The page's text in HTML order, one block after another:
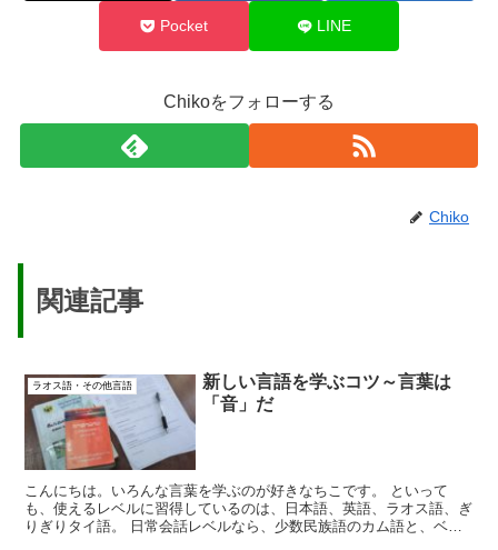
Pocket LINE
Chikoをフォローする
Chiko
関連記事
ラオス語・その他言語
新しい言語を学ぶコツ～言葉は
「音」だ
こんにちは。いろんな言葉を学ぶのが好きなちこです。 といって
も、使えるレベルに習得しているのは、日本語、英語、ラオス語、ぎ
りぎりタイ語。 日常会話レベルなら、少数民族語のカム語と、ベト